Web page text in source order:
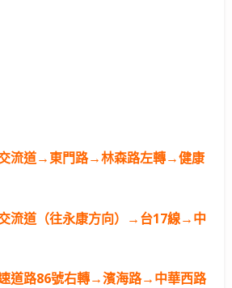
流道→東門路→林森路左轉→健康
流道（往永康方向）→台17線→中
道路86號右轉→濱海路→中華西路